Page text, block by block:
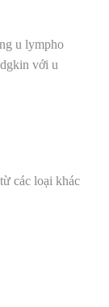
u lympho
với u
các loại khác